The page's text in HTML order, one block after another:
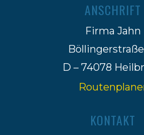
ANSCHRIFT
Firma Jahn
D – 74078
KONTAKT